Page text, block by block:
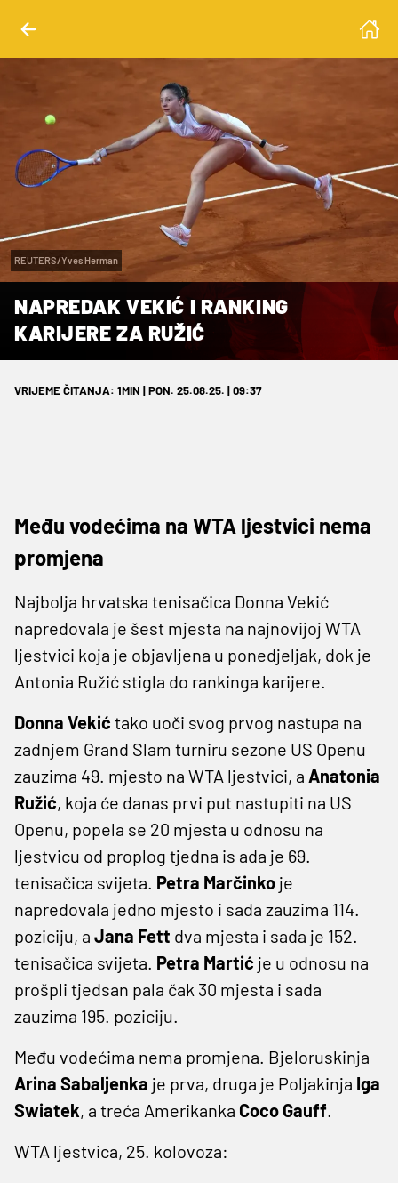
REUTERS/Yves Herman
NAPREDAK VEKIĆ I RANKING
KARIJERE ZA RUŽIĆ
VRIJEME ČITANJA: 1MIN | PON. 25.08.25. | 09:37
Među vodećima na WTA ljestvici nema
promjena
Najbolja hrvatska tenisačica Donna Vekić
napredovala je šest mjesta na najnovijoj WTA
ljestvici koja je objavljena u ponedjeljak, dok je
Antonia Ružić stigla do rankinga karijere.
Donna Vekić tako uoči svog prvog nastupa na
zadnjem Grand Slam turniru sezone US Openu
zauzima 49. mjesto na WTA ljestvici, a Anatonia
Ružić, koja će danas prvi put nastupiti na US
Openu, popela se 20 mjesta u odnosu na
ljestvicu od proplog tjedna is ada je 69.
tenisačica svijeta. Petra Marčinko je
napredovala jedno mjesto i sada zauzima 114.
poziciju, a Jana Fett dva mjesta i sada je 152.
tenisačica svijeta. Petra Martić je u odnosu na
prošpli tjedsan pala čak 30 mjesta i sada
zauzima 195. poziciju.
Među vodećima nema promjena. Bjeloruskinja
Arina Sabaljenka je prva, druga je Poljakinja Iga
Swiatek, a treća Amerikanka Coco Gauff.
WTA ljestvica, 25. kolovoza: